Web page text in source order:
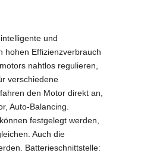
und
hohen Effizienzverbrauch
nahtlos regulieren,
verschiedene
den Motor direkt an,
Auto-Balancing.
festgelegt werden,
Auch die
Batterieschnittstelle: